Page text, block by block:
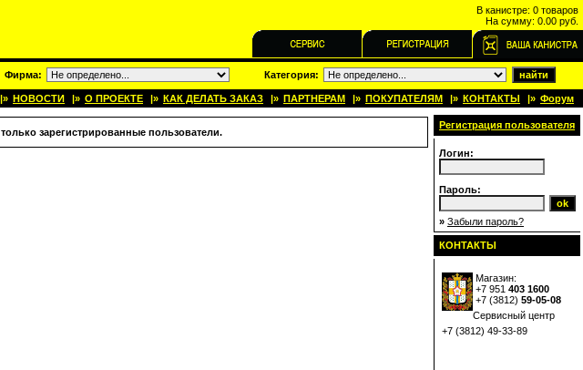
В канистре: 0 товаров
На сумму: 0.00 руб.
Фирма: Категория:
|» НОВОСТИ |» О ПРОЕКТЕ |» КАК ДЕЛАТЬ ЗАКАЗ |» ПАРТНЕРАМ |» ПОКУПАТЕЛЯМ |» КОНТАКТЫ |» Форум
зарегистрированные пользователи.
Регистрация пользователя
Логин:
Пароль:
» Забыли пароль?
КОНТАКТЫ
Магазин:
+7 951 403 1600
+7 (3812) 59-05-08
Сервисный центр
+7 (3812) 49-33-89